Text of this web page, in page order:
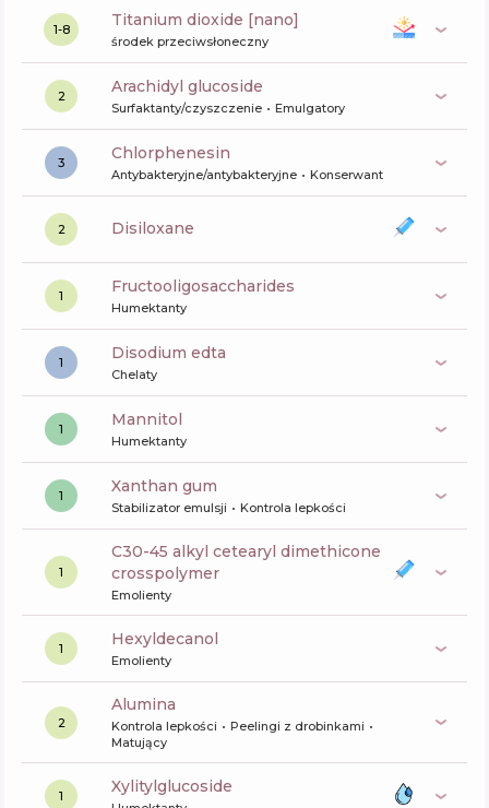
1-8 titanium dioxide [nano]
środek przeciwsłoneczny
2 arachidyl glucoside
Surfaktanty/czyszczenie Emulgatory
3 chlorphenesin
Antybakteryjne/antybakteryjne Konserwant
2 disiloxane
1 fructooligosaccharides
Humektanty
1 disodium edta
Chelaty
1 mannitol
Humektanty
1 xanthan gum
Stabilizator emulsji Kontrola lepkości
1
c30-45 alkyl cetearyl dimethicone
crosspolymer
Emolienty
1 hexyldecanol
Emolienty
2
alumina
Kontrola lepkości
Peelingi z drobinkami
Matujący
1 xylitylglucoside